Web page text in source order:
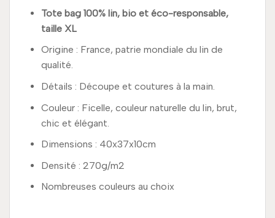
Tote bag 100% lin, bio et éco-responsable,
taille XL
Origine : France, patrie mondiale du lin de
qualité.
Détails : Découpe et coutures à la main.
Couleur : Ficelle, couleur naturelle du lin, brut,
chic et élégant.
Dimensions : 40x37x10cm
Densité : 270g/m2
Nombreuses couleurs au choix